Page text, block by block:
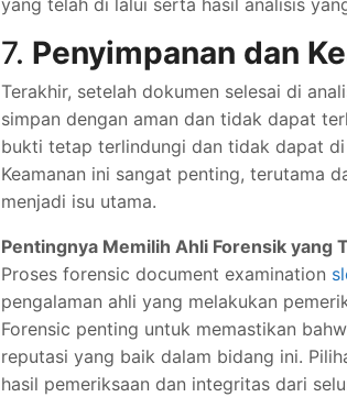
yang telah di lalui serta hasil analisis
7. Penyimpanan dan
Terakhir, setelah dokumen selesai di
simpan dengan aman dan tidak dapat
bukti tetap terlindungi dan tidak dapat
Keamanan ini sangat penting, terutama
menjadi isu utama.
Pentingnya Memilih Ahli Forensik yang
Proses forensic document examination
pengalaman ahli yang melakukan
Forensic penting untuk memastikan
reputasi yang baik dalam bidang ini.
hasil pemeriksaan dan integritas dari